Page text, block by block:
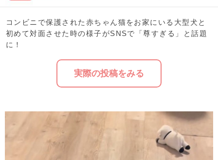
コンビニで保護された赤ちゃん猫をお家にいる大型犬と
初めて対面させた時の様子がSNSで「尊すぎる」と話題
に！
実際の投稿をみる